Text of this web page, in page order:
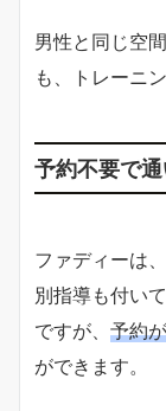
男性と同じ空
も、トレーニ
予約不要で
ファディーは
別指導も付いて
ですが、 予約
ができます。